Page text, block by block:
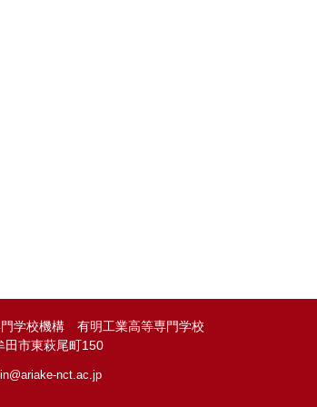
学校機構 有明工業高等専門学校
市東萩尾町150
ariake-nct.ac.jp